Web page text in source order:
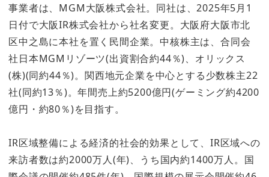
事業者は、MGM大阪株式会社。同社は、2025年5月1
日付で大阪IR株式会社から社名変更。大阪府大阪市北
区中之島に本社を置く民間企業。中核株主は、合同会
社日本MGMリゾーツ(出資割合約44％)、オリックス
(株)(同約44％)。関西地元企業を中心とする少数株主22
社(同約13％)。年間売上約5200億円(ゲーミング約4200
億円・約80％)を目指す。
IR区域整備による経済的社会的効果として、IR区域への
来訪者数は約2000万人(年)、うち国内約1400万人。国